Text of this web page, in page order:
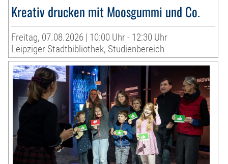
Kreativ drucken mit Moosgummi und Co.
Freitag, 07.08.2026 | 10:00 Uhr - 12:30 Uhr
Leipziger Stadtbibliothek, Studienbereich